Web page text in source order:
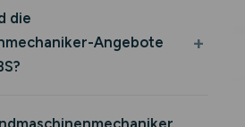
die
Angebote